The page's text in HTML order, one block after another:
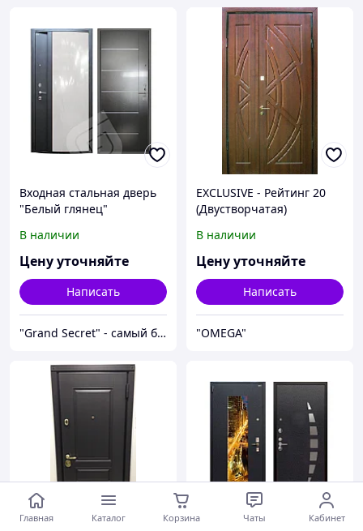
Входная стальная дверь
"Белый глянец"
В наличии
Цену уточняйте
Написать
"Grand Secret" - cамый большой специализированный Showroom в Молдове
EXCLUSIVE - Рейтинг 20
(Двустворчатая)
В наличии
Цену уточняйте
Написать
"OMEGA"
Главная Каталог Корзина Чаты Кабинет